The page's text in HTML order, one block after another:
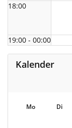
18:00
19:00 - 00:00
Kalender
Mo Di